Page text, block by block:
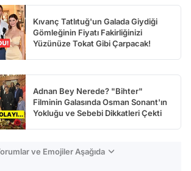
Kıvanç Tatlıtuğ'un Galada Giydiği
Gömleğinin Fiyatı Fakirliğinizi
Yüzünüze Tokat Gibi Çarpacak!
Adnan Bey Nerede? "Bihter"
Filminin Galasında Osman Sonant'ın
Yokluğu ve Sebebi Dikkatleri Çekti
ve Emojiler Aşağıda